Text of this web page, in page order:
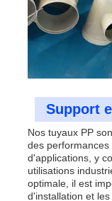
Support
Nos tuyaux PP
des
d'applications, y
utilisations
optimale, il est
d'installation et